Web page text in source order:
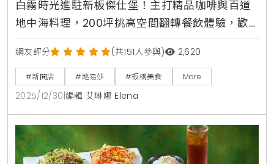
白霧時光進駐新板傑仕堡！主打精品咖啡與百道
地中海料理，200坪挑高空間翻轉餐飲體驗，歡
慶開幕限時88折優惠中
網友評分 (共151人參與) 2,620
#新開店 #路易莎 #板橋美食 More
2025/12/30 編輯 艾琳娜 Elena